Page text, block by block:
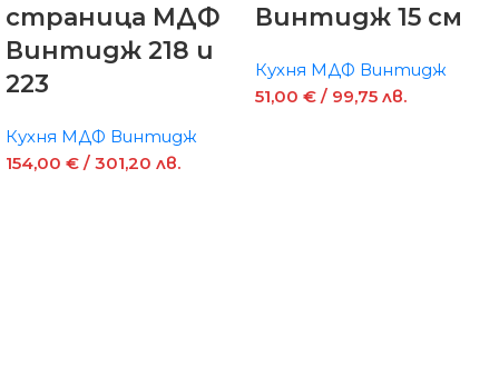
страница МДФ
Винтидж 218 и
223
Кухня МДФ Винтидж
154,00 € / 301,20 лв.
Винтидж 15 см
Кухня МДФ Винтидж
51,00 € / 99,75 лв.